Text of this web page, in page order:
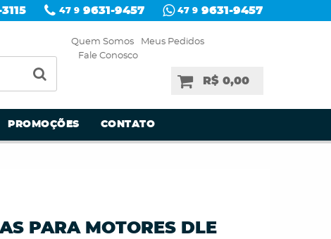
47 9 9631-9457 47 9 9631-9457
Quem Somos
Meus Pedidos
Fale Conosco
R$ 0,00
PROMOÇÕES CONTATO
PARA MOTORES DLE